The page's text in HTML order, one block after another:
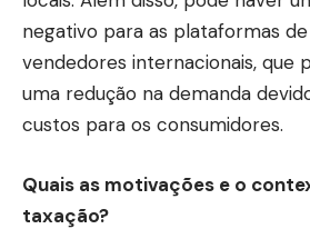
negativo para as plataformas
vendedores internacionais, que
uma redução na demanda
custos para os consumidores.
Quais as motivações e o
taxação?